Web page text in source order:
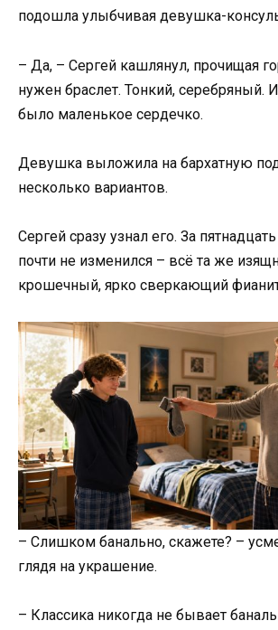
подошла улыбчивая девушка-
– Да, – Сергей кашлянул, прочищая
нужен браслет. Тонкий, серебряный.
было маленькое сердечко.
Девушка выложила на бархатную
несколько вариантов.
Сергей сразу узнал его. За
почти не изменился – всё та же
крошечный, ярко сверкающий
– Слишком банально, скажете? –
глядя на украшение.
– Классика никогда не бывает